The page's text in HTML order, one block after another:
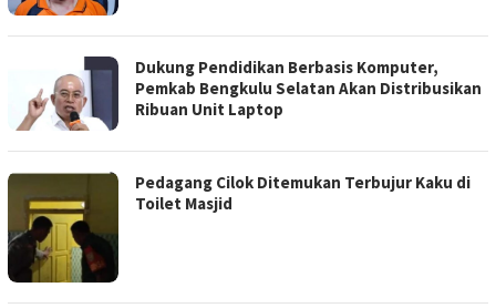
Dukung Pendidikan Berbasis Komputer,
Pemkab Bengkulu Selatan Akan Distribusikan
Ribuan Unit Laptop
Pedagang Cilok Ditemukan Terbujur Kaku di
Toilet Masjid